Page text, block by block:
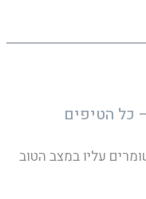
כל הטיפים
עליו במצב הטוב